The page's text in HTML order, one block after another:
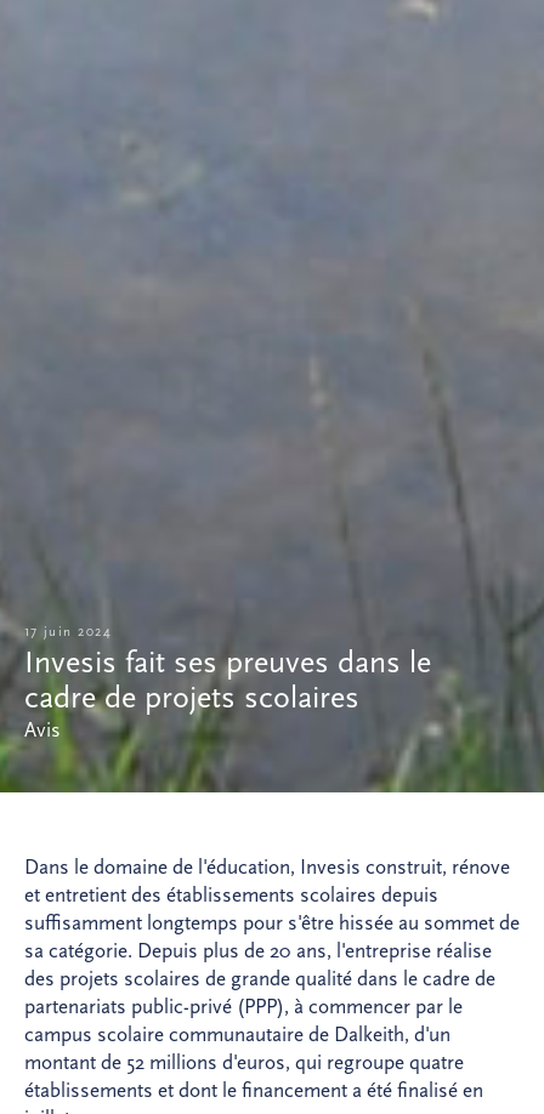
17 juin 2024
Invesis fait ses preuves dans le
cadre de projets scolaires
Avis
Dans le domaine de l'éducation, Invesis construit, rénove
et entretient des établissements scolaires depuis
suffisamment longtemps pour s'être hissée au sommet de
sa catégorie. Depuis plus de 20 ans, l'entreprise réalise
des projets scolaires de grande qualité dans le cadre de
partenariats public-privé (PPP), à commencer par le
campus scolaire communautaire de Dalkeith, d'un
montant de 52 millions d'euros, qui regroupe quatre
établissements et dont le financement a été finalisé en